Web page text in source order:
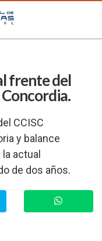
frente del
CCISC
y balance
actual
de dos años.